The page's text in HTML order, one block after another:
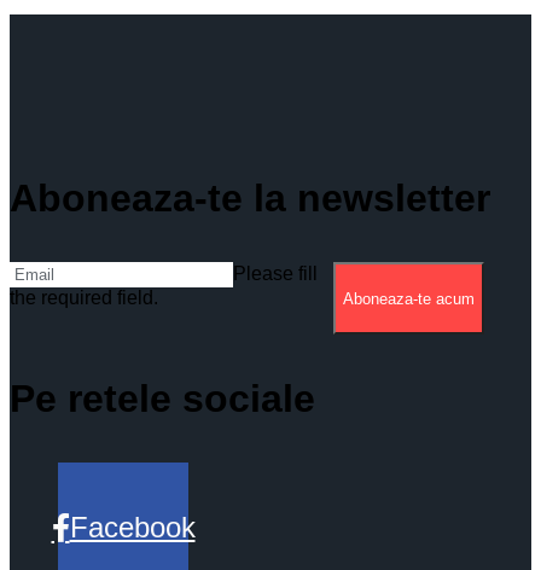
Aboneaza-te la newsletter
Please fill
the required field.
Aboneaza-te acum
Pe retele sociale
Facebook